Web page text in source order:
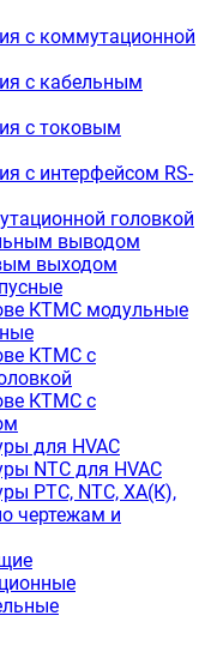
с коммутационной
с кабельным
с токовым
с интерфейсом RS-
головкой
выводом
выходом
КТМС модульные
КТМС с
КТМС с
для HVAC
NTC для HVAC
PTС, NTC, ХА(К),
чертежам и